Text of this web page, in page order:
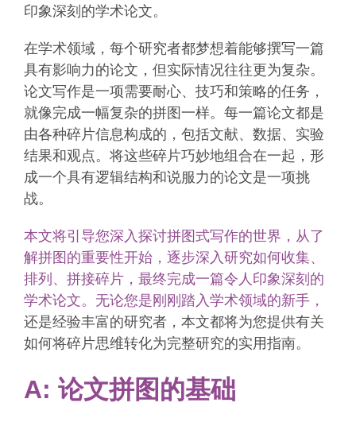
印象深刻的学术论文。
在学术领域，每个研究者都梦想着能够撰写一篇
具有影响力的论文，但实际情况往往更为复杂。
论文写作是一项需要耐心、技巧和策略的任务，
就像完成一幅复杂的拼图一样。每一篇论文都是
由各种碎片信息构成的，包括文献、数据、实验
结果和观点。将这些碎片巧妙地组合在一起，形
成一个具有逻辑结构和说服力的论文是一项挑
战。
本文将引导您深入探讨拼图式写作的世界，从了
解拼图的重要性开始，逐步深入研究如何收集、
排列、拼接碎片，最终完成一篇令人印象深刻的
学术论文。无论您是刚刚踏入学术领域的新手，
还是经验丰富的研究者，本文都将为您提供有关
如何将碎片思维转化为完整研究的实用指南。
A: 论文拼图的基础